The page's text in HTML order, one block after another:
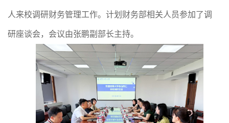
人来校调研财务管理工作。计划财务部相关人员参加了调
研座谈会，会议由张鹏副部长主持。